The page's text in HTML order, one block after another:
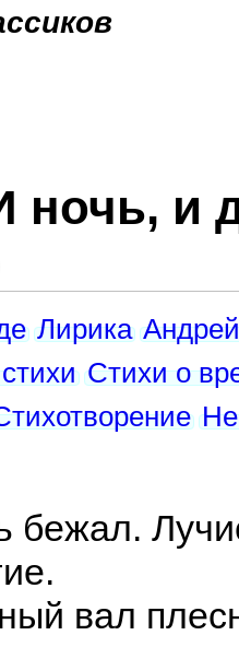
ночь, и
Лирика
Стихи о
бежал.
вал